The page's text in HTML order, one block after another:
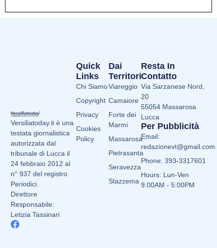
Versiliatoday.it è una
testata giornalistica
autorizzata dal
tribunale di Lucca il
24 febbraio 2012 al
n° 937 del registro
Periodici.
Direttore
Responsabile:
Letizia Tassinari
Dai
Territori
Viareggio
Camaiore
Forte dei
Marmi
Massarosa
Pietrasanta
Seravezza
Stazzema
Quick
Links
Chi Siamo
Copyright
Privacy
Cookies
Policy
Resta In
Contatto
Via Sarzanese Nord,
20
55054 Massarosa
Lucca
Per Pubblicità
Email:
redazionevt@gmail.com
Phone: 393-3317601
Hours: Lun-Ven
9:00AM - 5:00PM